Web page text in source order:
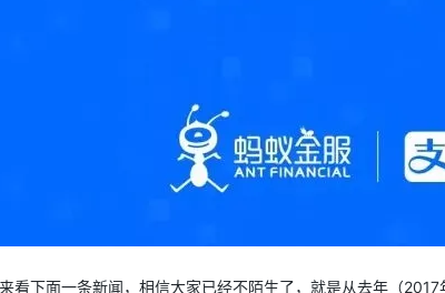
看下面一条新闻，相信大家已经不陌生了，就是从去年（